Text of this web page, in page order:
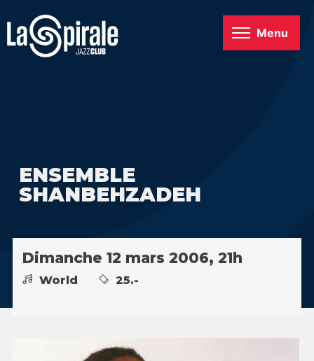
Menu
ENSEMBLE
SHANBEHZADEH
Dimanche 12 mars 2006, 21h
World 25.-